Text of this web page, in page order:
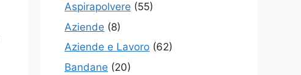
Aspirapolvere (55)
Aziende (8)
Aziende e Lavoro (62)
Bandane (20)